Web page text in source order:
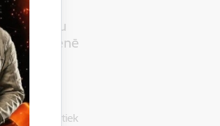
nodošanu
Gulbenē
35.p) tiek